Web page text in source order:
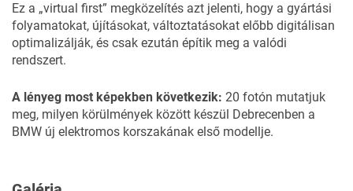
Ez a „virtual first” megközelítés azt jelenti, hogy a gyártási
folyamatokat, újításokat, változtatásokat előbb digitálisan
optimalizálják, és csak ezután építik meg a valódi
rendszert.
A lényeg most képekben következik: 20 fotón mutatjuk
meg, milyen körülmények között készül Debrecenben a
BMW új elektromos korszakának első modellje.